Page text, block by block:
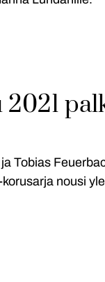
Tobias
nousi